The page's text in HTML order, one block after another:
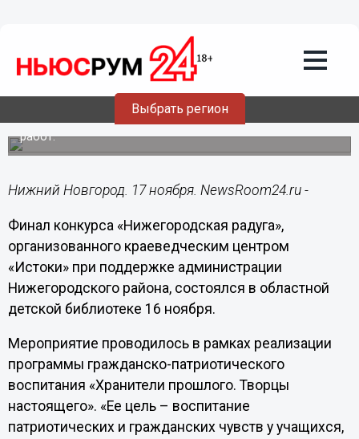
Выбрать регион
Один день из жизни Алексея Пешкова
показали на конкурсе «Нижегородская
радуга»
В этом году на конкурс было представлено более 60
работ.
Нижний Новгород. 17 ноября. NewsRoom24.ru -
Финал конкурса «Нижегородская радуга»,
организованного краеведческим центром
«Истоки» при поддержке администрации
Нижегородского района, состоялся в областной
детской библиотеке 16 ноября.
Мероприятие проводилось в рамках реализации
программы гражданско-патриотического
воспитания «Хранители прошлого. Творцы
настоящего». «Ее цель – воспитание
патриотических и гражданских чувств у учащихся,